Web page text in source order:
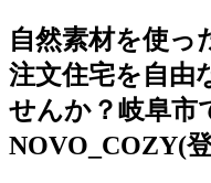
自然素材を使っ
注文住宅を自由
せんか？岐阜市
NOVO_COZY(